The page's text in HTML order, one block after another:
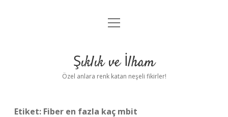
Anasayfa
Yasal Uyarı
menüyü
Şıklık ve İlham
Özel anlara renk katan neşeli fikirler!
Etiket: Fiber en fazla kaç mbit